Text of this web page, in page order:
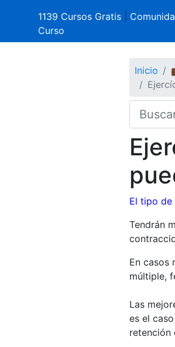
1139 Cursos Gratis
Curso
Inicio
El tipo de
Tendrán
En casos
múltiple,
Las
es el
retención